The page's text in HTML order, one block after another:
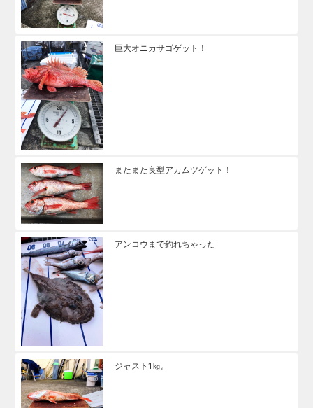
巨大オニカサゴゲット！
またまた良型アカムツゲット！
アンコウまで釣れちゃった
ジャスト1㎏。